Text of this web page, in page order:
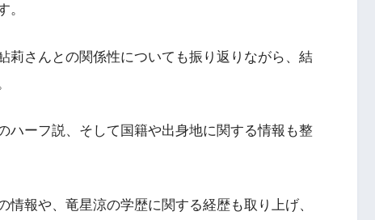
。
莉さんとの関係性についても振り返りながら、結
ハーフ説、そして国籍や出身地に関する情報も整
報や、竜星涼の学歴に関する経歴も取り上げ、